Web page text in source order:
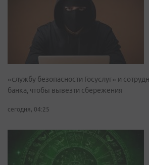
«службу безопасности Госуслуг» и
банка, чтобы вывезти сбережения
сегодня, 04:25